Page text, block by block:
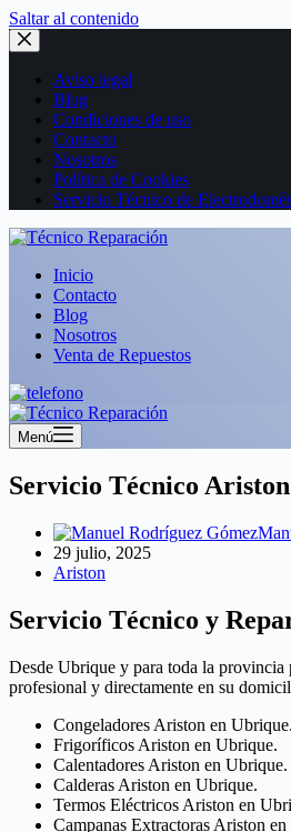
Saltar al contenido
Aviso legal
Blog
Condiciones de uso
Contacto
Nosotros
Política de Cookies
Servicio Técnico de
Inicio
Contacto
Blog
Nosotros
Venta de Repuestos
Menú
Servicio Técnico
29 julio, 2025
Ariston
Servicio Técnico y
Desde Ubrique y para toda la
profesional y directamente en su
Congeladores Ariston en Ubrique.
Frigoríficos Ariston en Ubrique.
Calentadores Ariston en Ubrique.
Calderas Ariston en Ubrique.
Termos Eléctricos Ariston en
Campanas Extractoras Ariston